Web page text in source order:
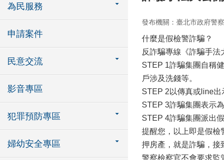
為民服務
申請案件
民意交流
影音專區
犯罪預防專區
婦幼安全專區
發布機關：臺北市政府警
什麼是假檢警詐騙？
反詐騙專線《詐騙手法
STEP 1詐騙集團自稱
戶涉及洗錢等。
STEP 2以傳真或line出
STEP 3詐騙集團表示
STEP 4詐騙集團派出
提醒您，以上即是假檢
押房產，就是詐騙，接
警察檢察官不會要求監